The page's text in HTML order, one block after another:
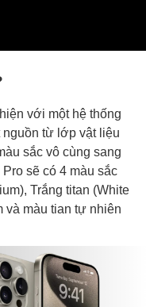
với một hệ thống
từ lớp vật liệu
sắc vô cùng sang
sẽ có 4 màu sắc
Trắng titan (White
và màu tian tự nhiên